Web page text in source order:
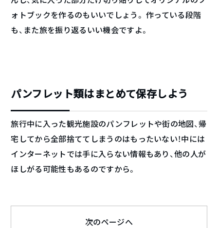
ォトブックを作るのもいいでしょう。 作っている段階
も、また旅を振り返るいい機会ですよ。
パンフレット類はまとめて保存しよう
旅行中に入った観光施設のパンフレットや街の地図、帰
宅してから全部捨ててしまうのはもったいない！中には
インターネットでは手に入らない情報もあり、他の人が
ほしがる可能性もあるのですから。
次のページへ